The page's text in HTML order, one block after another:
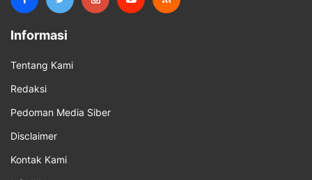
Informasi
Tentang Kami
Redaksi
Pedoman Media Siber
Disclaimer
Kontak Kami